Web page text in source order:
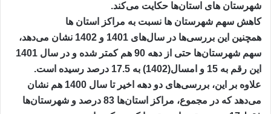
شهرستان های استان‌ها حکایت می‌کند.
کاهش سهم شهرستان ها نسبت به مراکز استان ها
همچنین این بررسی‌ها در سال‌های 1401 و 1402 نشان می‌دهد،
سهم شهرستان‌ها حتی از دهه 90 هم کمتر شده و در سال 1401
این رقم به 15 و امسال(1402) به 17.5 درصد رسیده است.
علاوه بر این، بررسی‌های دو دهه اخیر تا سال 1400 هم نشان
می‌دهد که در مجموع، مراکز استان‌ها 83 درصد و شهرستان‌ها